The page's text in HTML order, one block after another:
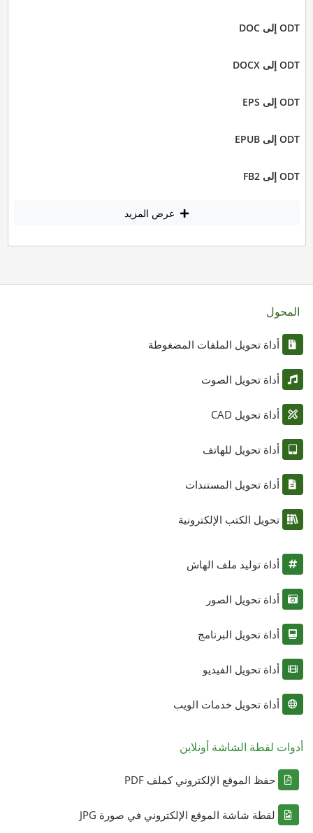
ODT إلى DOC
ODT إلى DOCX
ODT إلى EPS
ODT إلى EPUB
ODT إلى FB2
عرض المزيد
المحول
أداة تحويل الملفات المضغوطة
أداة تحويل الصوت
أداة تحويل CAD
أداة تحويل للهاتف
أداة تحويل المستندات
تحويل الكتب الإلكترونية
أداة توليد ملف الهاش
أداة تحويل الصور
أداة تحويل البرنامج
أداة تحويل الفيديو
أداة تحويل خدمات الويب
أدوات لقطة الشاشة أونلاين
حفظ الموقع الإلكتروني كملف PDF
لقطة شاشة الموقع الإلكتروني في صورة JPG